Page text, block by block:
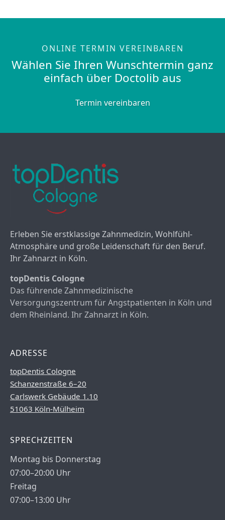
ONLINE TERMIN VEREINBAREN
Wählen Sie Ihren Wunschtermin ganz
einfach über Doctolib aus
Termin vereinbaren
Erleben Sie erstklassige Zahnmedizin, Wohlfühl-
Atmosphäre und große Leidenschaft für den Beruf.
Ihr Zahnarzt in Köln.
topDentis Cologne
Das führende Zahnmedizinische
Versorgungszentrum für Angstpatienten in Köln und
dem Rheinland. Ihr Zahnarzt in Köln.
ADRESSE
topDentis Cologne
Schanzenstraße 6–20
Carlswerk Gebäude 1.10
51063 Köln-Mülheim
SPRECHZEITEN
Montag bis Donnerstag
07:00–20:00 Uhr
Freitag
07:00–13:00 Uhr